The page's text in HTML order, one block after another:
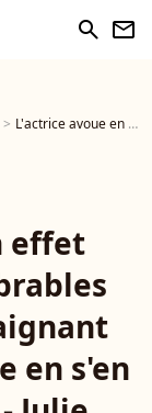
search newsletter
L'actrice avoue en effet conserver d'innombrables objets du passé, craignant de perdre la mémoire en s'en séparant. Exclusif - Julie Depardieu à la sortie des studios de RTL à Neuilly-sur-Seine, France, le 20 octobre 2025. Bestimage - Photo
effet
en s'en